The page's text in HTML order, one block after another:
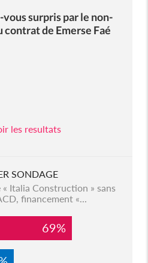
surpris par le non-
de Emerse Faé
les resultats
SONDAGE
Italia Construction » sans
financement «...
69%